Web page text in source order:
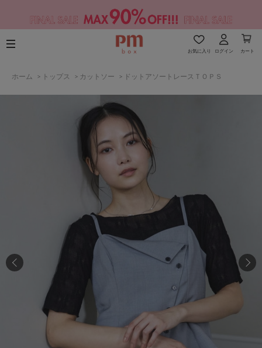
お気に入り ログイン カート
ホーム > トップス > カットソー > ドットアソートレースＴＯＰＳ